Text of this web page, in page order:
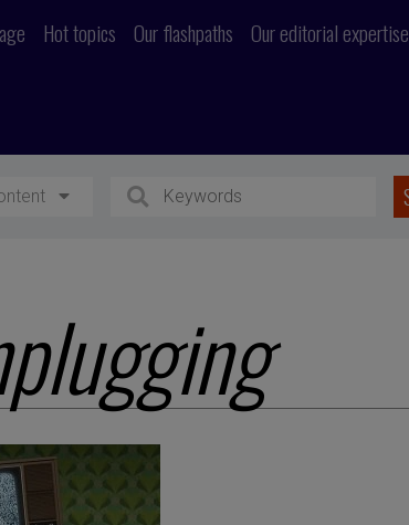
Hot topics Our flashpaths Our editorial expertise